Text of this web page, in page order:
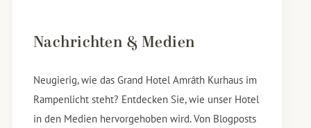
Nachrichten & Medien
Neugierig, wie das Grand Hotel Amrâth Kurhaus im
Rampenlicht steht? Entdecken Sie, wie unser Hotel
in den Medien hervorgehoben wird. Von Blogposts